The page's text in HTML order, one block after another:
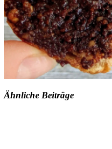
Ähnliche Beiträge